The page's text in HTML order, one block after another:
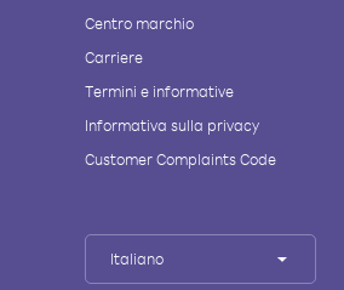
Centro marchio
Carriere
Termini e informative
Informativa sulla privacy
Customer Complaints Code
Italiano